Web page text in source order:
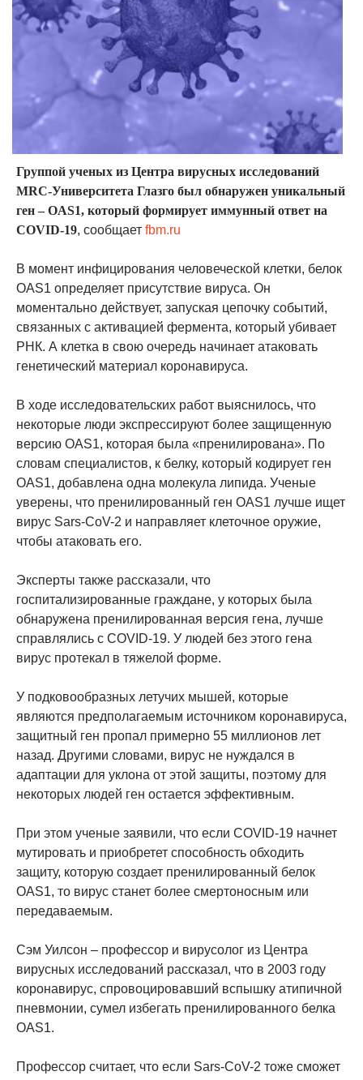
Группой ученых из Центра вирусных исследований
MRC-Университета Глазго был обнаружен уникальный
ген – OAS1, который формирует иммунный ответ на
COVID-19, сообщает fbm.ru
В момент инфицирования человеческой клетки, белок
OAS1 определяет присутствие вируса. Он
моментально действует, запуская цепочку событий,
связанных с активацией фермента, который убивает
РНК. А клетка в свою очередь начинает атаковать
генетический материал коронавируса.
В ходе исследовательских работ выяснилось, что
некоторые люди экспрессируют более защищенную
версию OAS1, которая была «пренилирована». По
словам специалистов, к белку, который кодирует ген
OAS1, добавлена одна молекула липида. Ученые
уверены, что пренилированный ген OAS1 лучше ищет
вирус Sars-CoV-2 и направляет клеточное оружие,
чтобы атаковать его.
Эксперты также рассказали, что
госпитализированные граждане, у которых была
обнаружена пренилированная версия гена, лучше
справлялись с COVID-19. У людей без этого гена
вирус протекал в тяжелой форме.
У подковообразных летучих мышей, которые
являются предполагаемым источником коронавируса,
защитный ген пропал примерно 55 миллионов лет
назад. Другими словами, вирус не нуждался в
адаптации для уклона от этой защиты, поэтому для
некоторых людей ген остается эффективным.
При этом ученые заявили, что если COVID-19 начнет
мутировать и приобретет способность обходить
защиту, которую создает пренилированный белок
OAS1, то вирус станет более смертоносным или
передаваемым.
Сэм Уилсон – профессор и вирусолог из Центра
вирусных исследований рассказал, что в 2003 году
коронавирус, спровоцировавший вспышку атипичной
пневмонии, сумел избегать пренилированного белка
OAS1.
Профессор считает, что если Sars-CoV-2 тоже сможет